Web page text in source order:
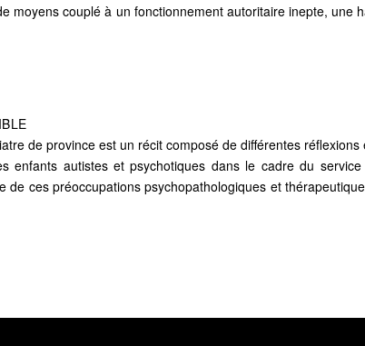
moyens couplé à un fonctionnement autoritaire inepte, une
de province est un récit composé de différentes réflexions
enfants autistes et psychotiques dans le cadre du
ces préoccupations psychopathologiques et